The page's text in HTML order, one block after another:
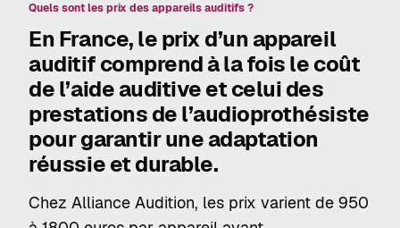
Quels sont les prix des appareils auditifs ?
En France, leprix d’un appareil
auditifcomprend à la fois le coût
de l’aide auditive et celui des
prestations de l’audioprothésiste
pour garantir une adaptation
réussie et durable.
Chez Alliance Audition, les prix varient de 950